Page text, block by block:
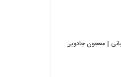
| معجون جادویی